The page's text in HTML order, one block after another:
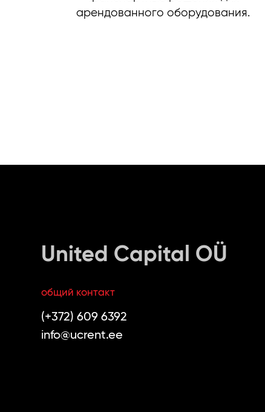
арендованного оборудования.
United Capital OÜ
общий контакт
(+372) 609 6392
info@ucrent.ee